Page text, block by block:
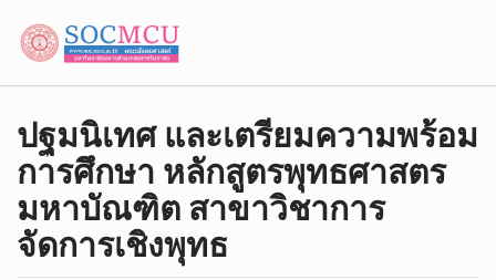
ปฐมนิเทศ และเตรียมความพร้อม
การศึกษา หลักสูตรพุทธศาสตร
มหาบัณฑิต สาขาวิชาการ
จัดการเชิงพุทธ